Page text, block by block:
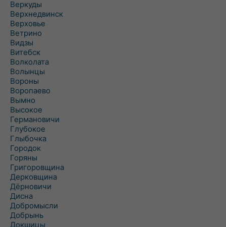
Веркуды
Верхнедвинск
Верховье
Ветрино
Видзы
Витебск
Волколата
Волынцы
Вороны
Воропаево
Вымно
Высокое
Германовичи
Глубокое
Глыбочка
Городок
Горяны
Григоровщина
Дерковщина
Дёрновичи
Дисна
Добромысли
Добрынь
Докшицы